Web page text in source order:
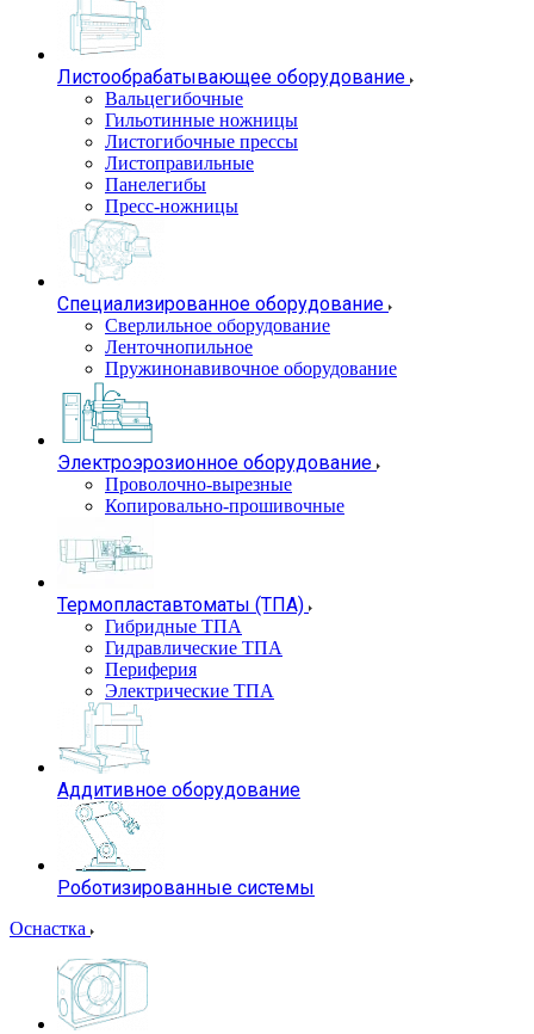
Листообрабатывающее оборудование
Вальцегибочные
Гильотинные ножницы
Листогибочные прессы
Листоправильные
Панелегибы
Пресс-ножницы
Специализированное оборудование
Сверлильное оборудование
Ленточнопильное
Пружинонавивочное оборудование
Электроэрозионное оборудование
Проволочно-вырезные
Копировально-прошивочные
Термопластавтоматы (ТПА)
Гибридные ТПА
Гидравлические ТПА
Периферия
Электрические ТПА
Аддитивное оборудование
Роботизированные системы
Оснастка